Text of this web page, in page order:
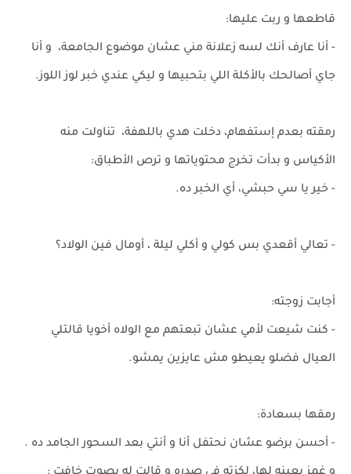
قاطعها و ربت عليها:
- أنا عارف أنك لسه زعلانة مني عشان موضوع الجامعة، و أنا
جاي أصالحك بالأكلة اللي بتحبيها و ليكي عندي خبر لوز اللوز.
رمقته بعدم إستفهام، دخلت هدي باللهفة، تناولت منه
الأكياس و بدأت تخرج محتوياتها و ترص الأطباق:
- خير يا سي حبشي، أي الخبر ده.
- تعالي أقعدي بس كولي و أكلي ليلة ، أومال فين الولاد؟
أجابت زوجته:
- كنت شيعت لأمي عشان تبعتهم مع الولاه أخويا قالتلي
العيال فضلو يعيطو مش عايزين يمشو.
رمقها بسعادة:
- أحسن برضو عشان نحتفل أنا و أنتي بعد السحور الجامد ده .